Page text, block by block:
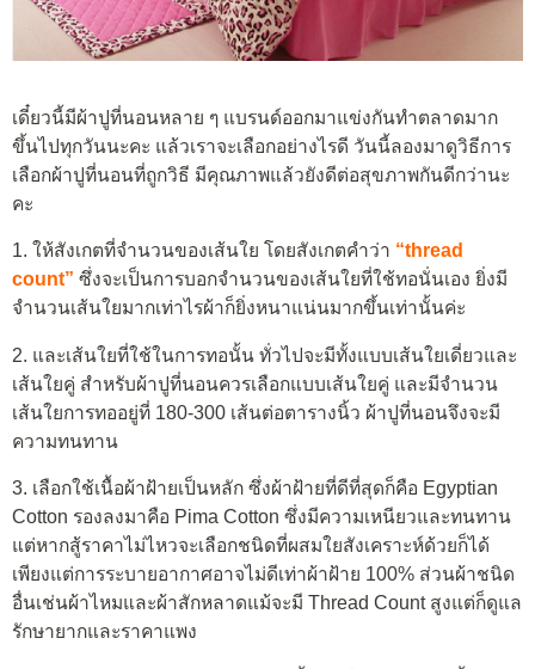
เดี๋ยวนี้มีผ้าปูที่นอนหลาย ๆ แบรนด์ออกมาแข่งกันทำตลาดมาก
ขึ้นไปทุกวันนะคะ แล้วเราจะเลือกอย่างไรดี วันนี้ลองมาดูวิธีการ
เลือกผ้าปูที่นอนที่ถูกวิธี มีคุณภาพแล้วยังดีต่อสุขภาพกันดีกว่านะ
คะ
1. ให้สังเกตที่จำนวนของเส้นใย โดยสังเกตคำว่า “thread
count” ซึ่งจะเป็นการบอกจำนวนของเส้นใยที่ใช้ทอนั่นเอง ยิ่งมี
จำนวนเส้นใยมากเท่าไรผ้าก็ยิ่งหนาแน่นมากขึ้นเท่านั้นค่ะ
2. และเส้นใยที่ใช้ในการทอนั้น ทั่วไปจะมีทั้งแบบเส้นใยเดี่ยวและ
เส้นใยคู่ สำหรับผ้าปูที่นอนควรเลือกแบบเส้นใยคู่ และมีจำนวน
เส้นใยการทออยู่ที่ 180-300 เส้นต่อตารางนิ้ว ผ้าปูที่นอนจึงจะมี
ความทนทาน
3. เลือกใช้เนื้อผ้าฝ้ายเป็นหลัก ซึ่งผ้าฝ้ายที่ดีที่สุดก็คือ Egyptian
Cotton รองลงมาคือ Pima Cotton ซึ่งมีความเหนียวและทนทาน
แต่หากสู้ราคาไม่ไหวจะเลือกชนิดที่ผสมใยสังเคราะห์ด้วยก็ได้
เพียงแต่การระบายอากาศอาจไม่ดีเท่าผ้าฝ้าย 100% ส่วนผ้าชนิด
อื่นเช่นผ้าไหมและผ้าสักหลาดแม้จะมี Thread Count สูงแต่ก็ดูแล
รักษายากและราคาแพง